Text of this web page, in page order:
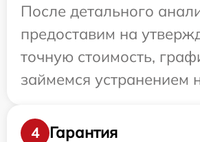
После детального
предоставим на
точную стоимость,
займемся устранением
4
Гарантия